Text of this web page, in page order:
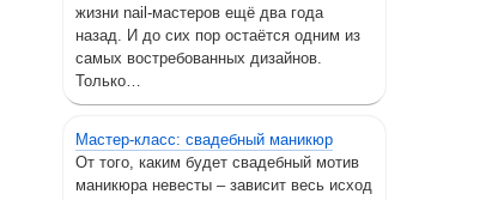
жизни nail-мастеров ещё два года
назад. И до сих пор остаётся одним из
самых востребованных дизайнов.
Только…
Мастер-класс: свадебный маникюр
От того, каким будет свадебный мотив
маникюра невесты – зависит весь исход